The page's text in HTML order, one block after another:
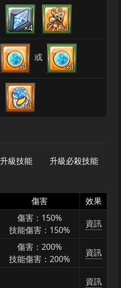
×4 ×1
×1
或
×1
×1
升級技能
升級必殺技能
傷害 效果
傷害：150%
技能傷害：150%
資訊
傷害：200%
技能傷害：200%
資訊
資訊